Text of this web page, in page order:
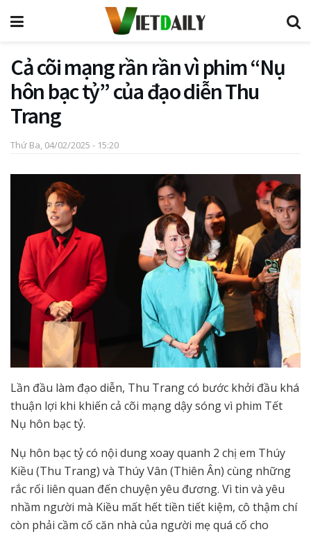
Cả cõi mạng rần rần vì phim “Nụ
hôn bạc tỷ” của đạo diễn Thu
Trang
Thứ Ba, 04/02/2025 - 15:20
Lần đầu làm đạo diễn, Thu Trang có bước khởi đầu khá
thuận lợi khi khiến cả cõi mạng dậy sóng vì phim Tết
Nụ hôn bạc tỷ.
Nụ hôn bạc tỷ có nội dung xoay quanh 2 chị em Thúy
Kiều (Thu Trang) và Thúy Vân (Thiên Ân) cùng những
rắc rối liên quan đến chuyện yêu đương. Vì tin và yêu
nhầm người mà Kiều mất hết tiền tiết kiệm, cô thậm chí
còn phải cầm cố căn nhà của người mẹ quá cố cho